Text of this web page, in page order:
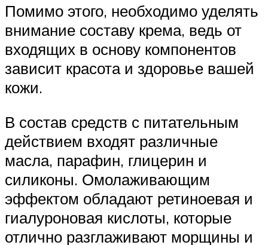
Помимо этого, необходимо уделять
внимание составу крема, ведь от
входящих в основу компонентов
зависит красота и здоровье вашей
кожи.
В состав средств с питательным
действием входят различные
масла, парафин, глицерин и
силиконы. Омолаживающим
эффектом обладают ретиноевая и
гиалуроновая кислоты, которые
отлично разглаживают морщины и